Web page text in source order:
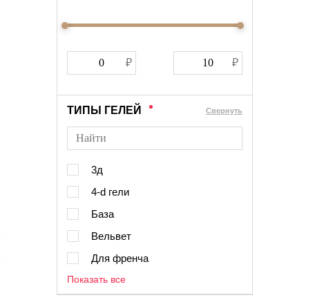
ТИПЫ ГЕЛЕЙ Cвернуть
3д
4-d гели
База
Вельвет
Для френча
Показать все